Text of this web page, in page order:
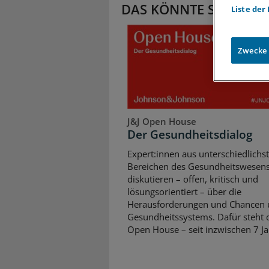
DAS KÖNNTE SIE AUCH
J&J Open House
Der Gesundheitsdialog
Expert:innen aus
Bereichen des
diskutieren – offen, kritisch und
lösungsorientiert – über die
Herausforderungen und Chancen
Gesundheitssystems. Dafür steht
Open House – seit inzwischen 7
Liste